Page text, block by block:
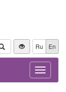
Ru En
Toggle